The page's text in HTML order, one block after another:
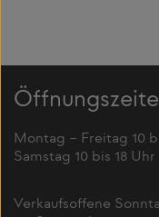
Montag – Freitag 10
Samstag 10 bis 18 Uhr
Verkaufsoffene